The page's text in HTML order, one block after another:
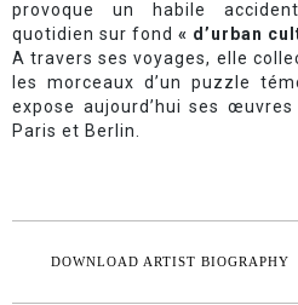
provoque un habile
quotidien sur fond « d’urban
A travers ses voyages, elle
les morceaux d’un puzzle
expose aujourd’hui ses
Paris et Berlin.
DOWNLOAD ARTIST BIOGRAPHY